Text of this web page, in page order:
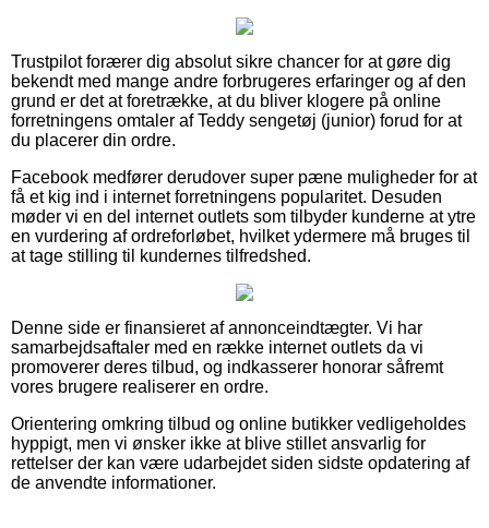
Trustpilot forærer dig absolut sikre chancer for at gøre dig
bekendt med mange andre forbrugeres erfaringer og af den
grund er det at foretrække, at du bliver klogere på online
forretningens omtaler af Teddy sengetøj (junior) forud for at
du placerer din ordre.
Facebook medfører derudover super pæne muligheder for at
få et kig ind i internet forretningens popularitet. Desuden
møder vi en del internet outlets som tilbyder kunderne at ytre
en vurdering af ordreforløbet, hvilket ydermere må bruges til
at tage stilling til kundernes tilfredshed.
Denne side er finansieret af annonceindtægter. Vi har
samarbejdsaftaler med en række internet outlets da vi
promoverer deres tilbud, og indkasserer honorar såfremt
vores brugere realiserer en ordre.
Orientering omkring tilbud og online butikker vedligeholdes
hyppigt, men vi ønsker ikke at blive stillet ansvarlig for
rettelser der kan være udarbejdet siden sidste opdatering af
de anvendte informationer.